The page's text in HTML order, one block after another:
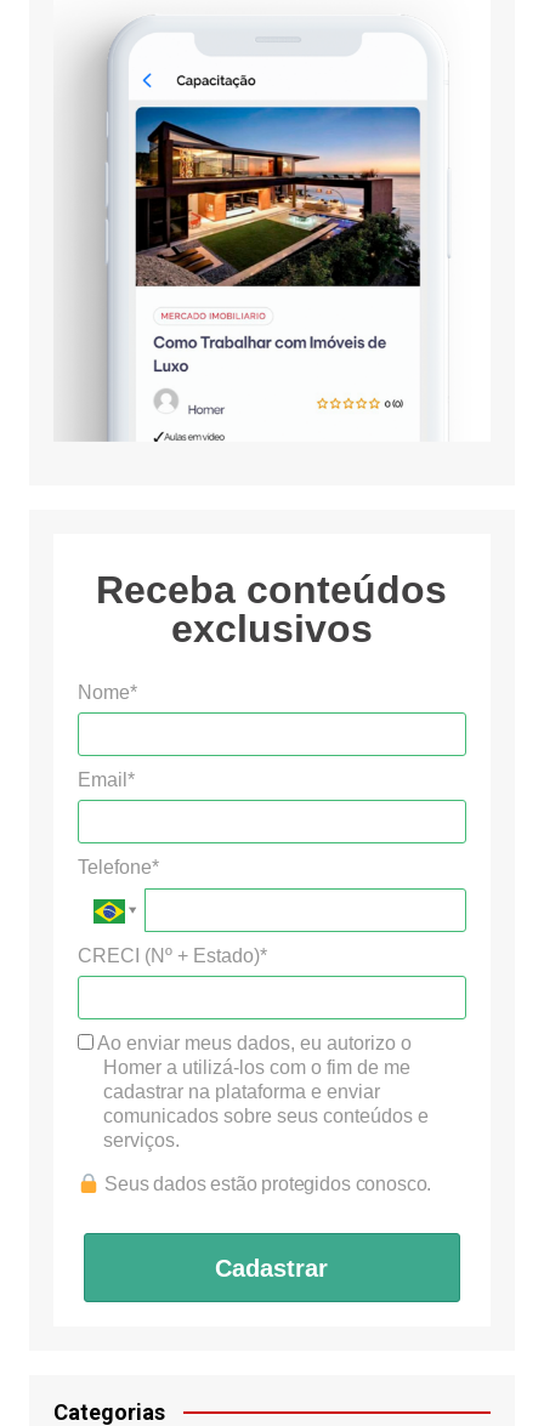
Receba conteúdos
exclusivos
Nome*
Email*
Telefone*
CRECI (Nº + Estado)*
Ao enviar meus dados, eu autorizo o
Homer a utilizá-los com o fim de me
cadastrar na plataforma e enviar
comunicados sobre seus conteúdos e
serviços.
Seus dados estão protegidos conosco.
Cadastrar
Categorias